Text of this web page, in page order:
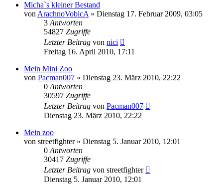
Micha`s kleiner Bestand
von ArachnoVobicA » Dienstag 17. Februar 2009, 03:05
3 Antworten
54827 Zugriffe
Letzter Beitrag von nici
Freitag 16. April 2010, 17:11
Mein Mini Zoo
von Pacman007 » Dienstag 23. März 2010, 22:22
0 Antworten
30597 Zugriffe
Letzter Beitrag von Pacman007
Dienstag 23. März 2010, 22:22
Mein zoo
von streetfighter» Dienstag 5. Januar 2010, 12:01
0 Antworten
30417 Zugriffe
Letzter Beitrag von streetfighter
Dienstag 5. Januar 2010, 12:01